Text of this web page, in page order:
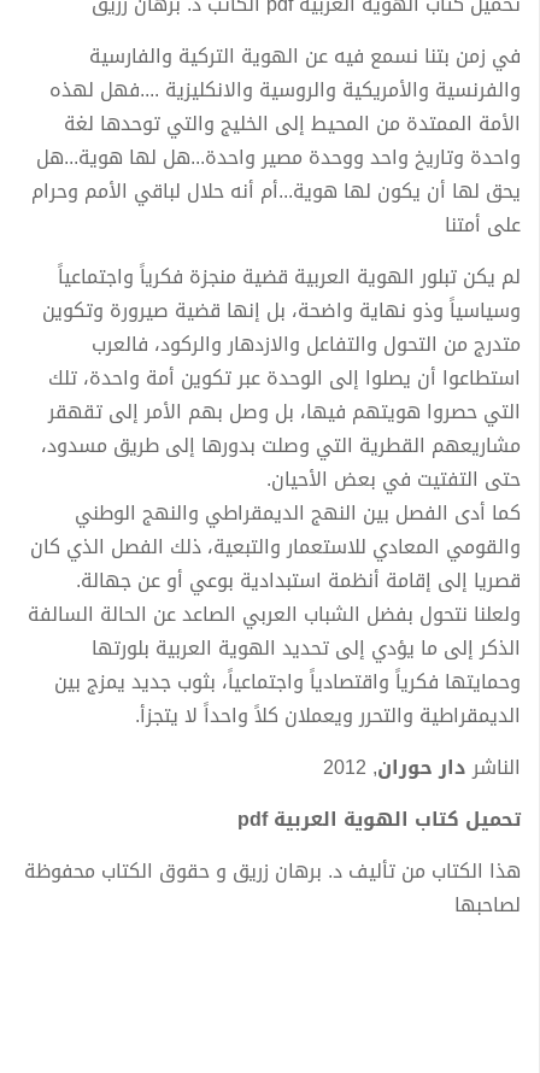
في زمن بتنا نسمع فيه عن الهوية التركية والفارسية
والفرنسية والأمريكية والروسية والانكليزية ....فهل لهذه
الأمة الممتدة من المحيط إلى الخليج والتي توحدها لغة
واحدة وتاريخ واحد ووحدة مصير واحدة...هل لها هوية...هل
يحق لها أن يكون لها هوية...أم أنه حلال لباقي الأمم وحرام
على أمتنا
لم يكن تبلور الهوية العربية قضية منجزة فكرياً واجتماعياً
وسياسياً وذو نهاية واضحة، بل إنها قضية صيرورة وتكوين
متدرج من التحول والتفاعل والازدهار والركود، فالعرب
استطاعوا أن يصلوا إلى الوحدة عبر تكوين أمة واحدة، تلك
التي حصروا هويتهم فيها، بل وصل بهم الأمر إلى تقهقر
مشاريعهم القطرية التي وصلت بدورها إلى طريق مسدود،
حتى التفتيت في بعض الأحيان.
كما أدى الفصل بين النهج الديمقراطي والنهج الوطني
والقومي المعادي للاستعمار والتبعية، ذلك الفصل الذي كان
قصريا إلى إقامة أنظمة استبدادية بوعي أو عن جهالة.
ولعلنا نتحول بفضل الشباب العربي الصاعد عن الحالة السالفة
الذكر إلى ما يؤدي إلى تحديد الهوية العربية بلورتها
وحمايتها فكرياً واقتصادياً واجتماعياً، بثوب جديد يمزج بين
الديمقراطية والتحرر ويعملان كلاً واحداً لا يتجزأ.
الناشردار حوران, 2012
تحميل كتاب الهوية العربية pdf
هذا الكتاب من تأليف د. برهان زريق و حقوق الكتاب محفوظة
لصاحبها